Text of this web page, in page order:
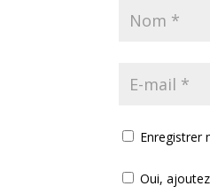
Enregistrer
Oui,